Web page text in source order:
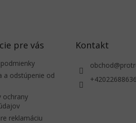
pre vás
a odstúpenie od
ochrany
reklamáciu
Kontakt
obchod@